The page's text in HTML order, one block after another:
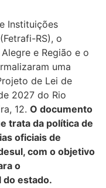
Instituições
RS), o
e Região e o
uma
de Lei de
2027 do Rio
12. O documento
trata da política de
oficiais de
com o objetivo
o
estado.